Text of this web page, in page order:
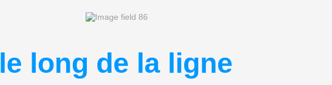
le long de la ligne